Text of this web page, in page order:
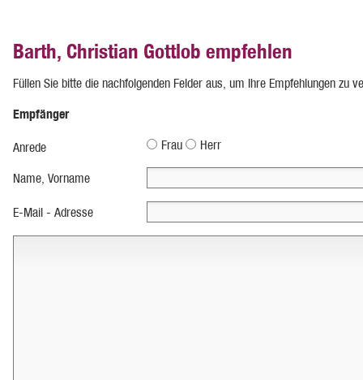
Barth, Christian Gottlob empfehlen
Füllen Sie bitte die nachfolgenden Felder aus, um Ihre Empfehlungen zu
Empfänger
Anrede Frau Herr
Name, Vorname
E-Mail - Adresse